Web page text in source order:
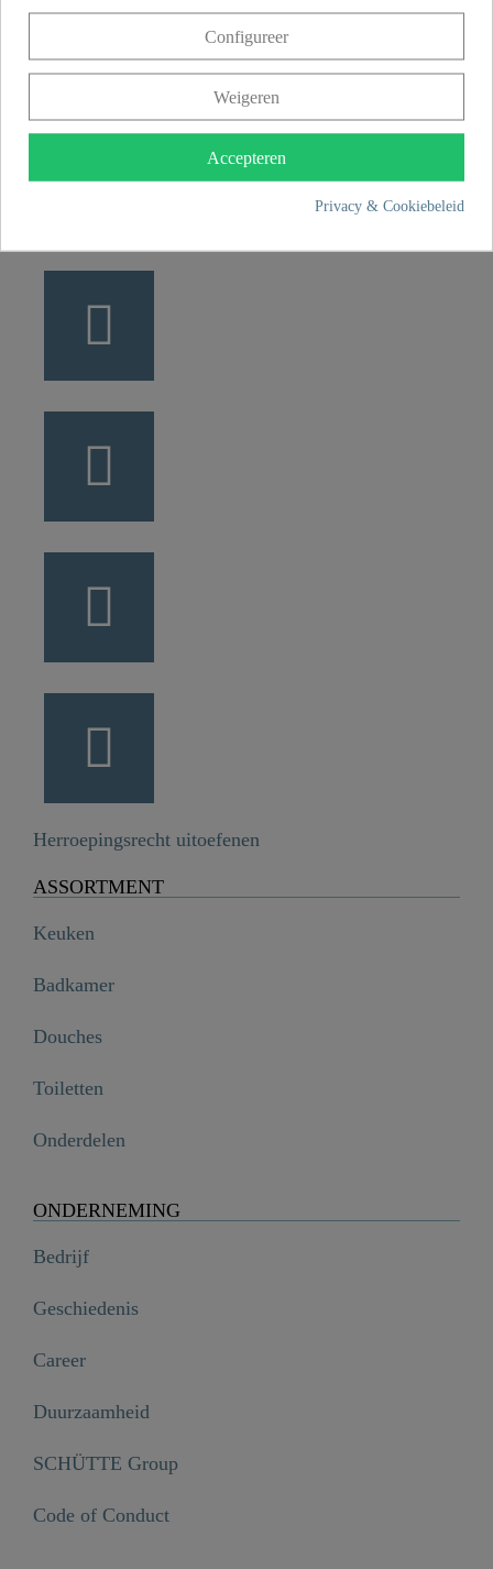
Franz Joseph Schütte GmbH
49134 Wallenhorst
Herroepingsrecht uitoefenen
ASSORTMENT
Keuken
Badkamer
Douches
Toiletten
Onderdelen
ONDERNEMING
Bedrijf
Geschiedenis
Career
Duurzaamheid
SCHÜTTE Group
Code of Conduct
Configureer
Weigeren
Accepteren
Privacy & Cookiebeleid